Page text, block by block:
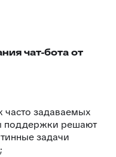
чат-бота от
часто задаваемых
поддержки решают
задачи